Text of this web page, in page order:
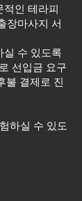
인 테라피
장마사지 서
실 수 있도록
선입금 요구
불 결제로 진
하실 수 있도